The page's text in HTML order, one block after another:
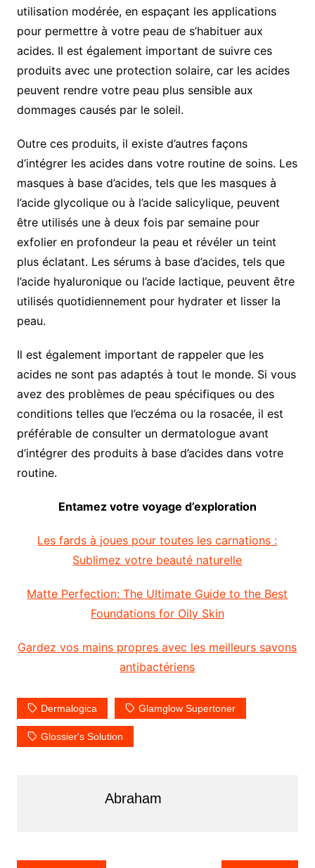
utilisation modérée, en espaçant les applications
pour permettre à votre peau de s’habituer aux
acides. Il est également important de suivre ces
produits avec une protection solaire, car les acides
peuvent rendre votre peau plus sensible aux
dommages causés par le soleil.
Outre ces produits, il existe d’autres façons
d’intégrer les acides dans votre routine de soins. Les
masques à base d’acides, tels que les masques à
l’acide glycolique ou à l’acide salicylique, peuvent
être utilisés une à deux fois par semaine pour
exfolier en profondeur la peau et révéler un teint
plus éclatant. Les sérums à base d’acides, tels que
l’acide hyaluronique ou l’acide lactique, peuvent être
utilisés quotidiennement pour hydrater et lisser la
peau.
Il est également important de rappeler que les
acides ne sont pas adaptés à tout le monde. Si vous
avez des problèmes de peau spécifiques ou des
conditions telles que l’eczéma ou la rosacée, il est
préférable de consulter un dermatologue avant
d’intégrer des produits à base d’acides dans votre
routine.
Entamez votre voyage d’exploration
Les fards à joues pour toutes les carnations :
Sublimez votre beauté naturelle
Matte Perfection: The Ultimate Guide to the Best
Foundations for Oily Skin
Gardez vos mains propres avec les meilleurs savons
antibactériens
Dermalogica Glamglow Supertoner
Glossier's Solution
Abraham